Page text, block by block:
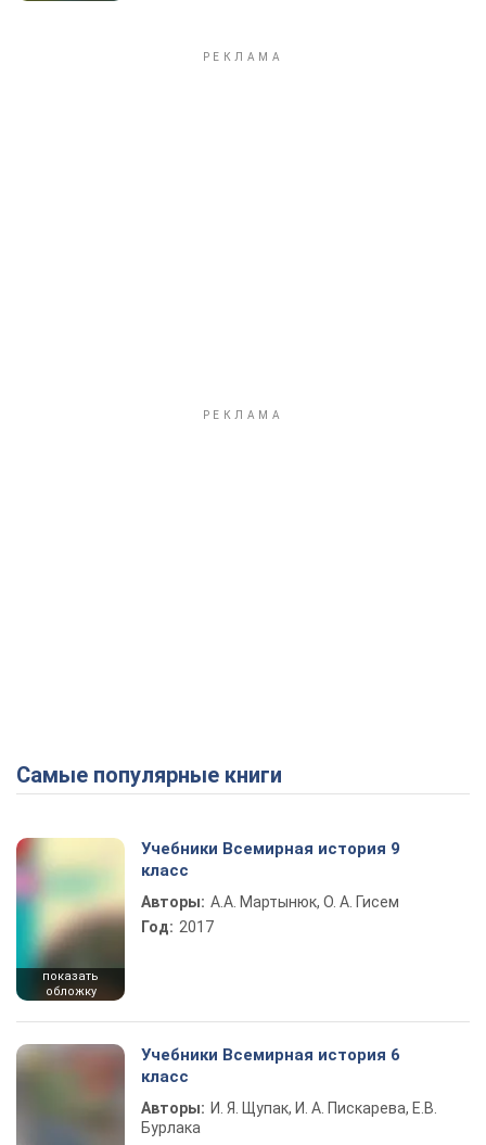
Самые популярные книги
показать
обложку
Учебники Всемирная история 9
класс
Авторы: А.А. Мартынюк, О. А. Гисем
Год: 2017
Учебники Всемирная история 6
класс
Авторы: И. Я. Щупак, И. А. Пискарева, Е.В.
Бурлака